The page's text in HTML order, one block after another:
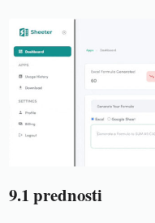
9.1 prednosti